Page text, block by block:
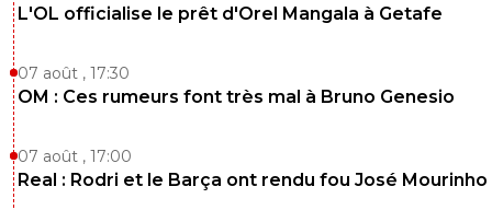
L'OL officialise le prêt d'Orel Mangala à Getafe
07 août , 17:30
OM : Ces rumeurs font très mal à Bruno Genesio
07 août , 17:00
Real : Rodri et le Barça ont rendu fou José Mourinho